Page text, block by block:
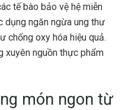
tế bào bảo vệ hệ miễn
dụng ngăn ngừa ung thư
chống oxy hóa hiệu quả.
xuyên nguồn thực phẩm
món ngon từ